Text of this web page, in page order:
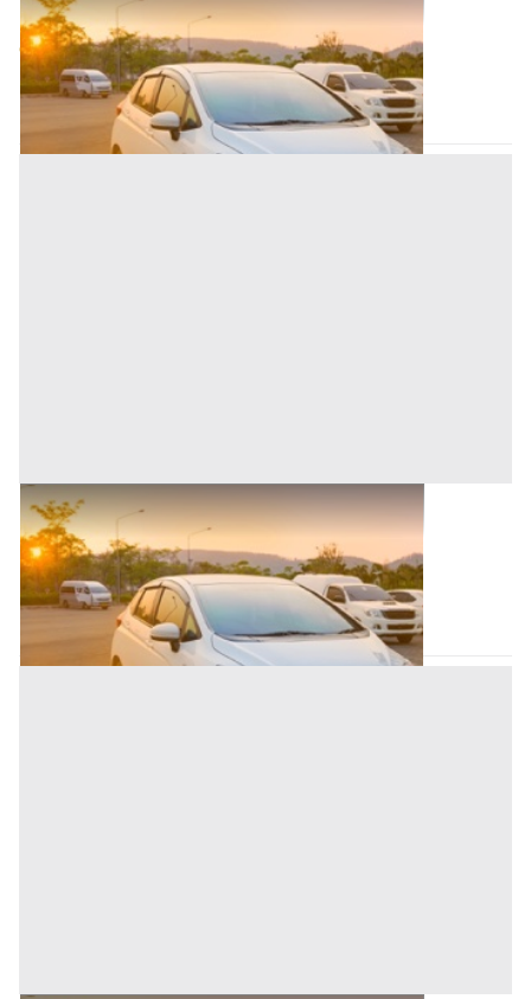
Nuoro (Nuoro)
Base d'asta
900 €
30/12/2999
Autovetture all'asta a Nuoro
Nuoro (Nuoro)
Base d'asta
1.000 €
Asta chiusa